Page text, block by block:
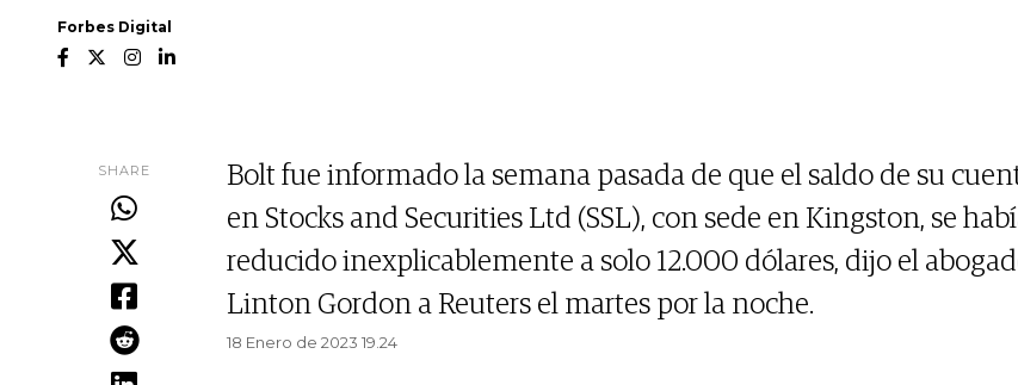
Forbes Digital
SHARE
Bolt fue informado la semana pasada de que el saldo de su
en Stocks and Securities Ltd (SSL), con sede en Kingston, se
reducido inexplicablemente a solo 12.000 dólares, dijo el
Linton Gordon a Reuters el martes por la noche.
18 Enero de 2023 19.24